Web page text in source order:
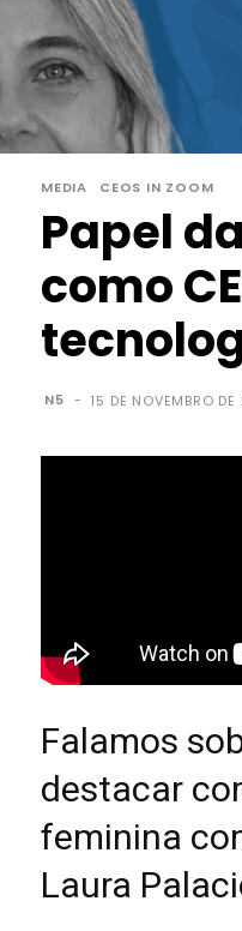
MEDIA CEOS IN ZOOM
Papel
como
N5 - 15 DE NOVEMBRO DE
Falamos
destacar
feminina
Laura